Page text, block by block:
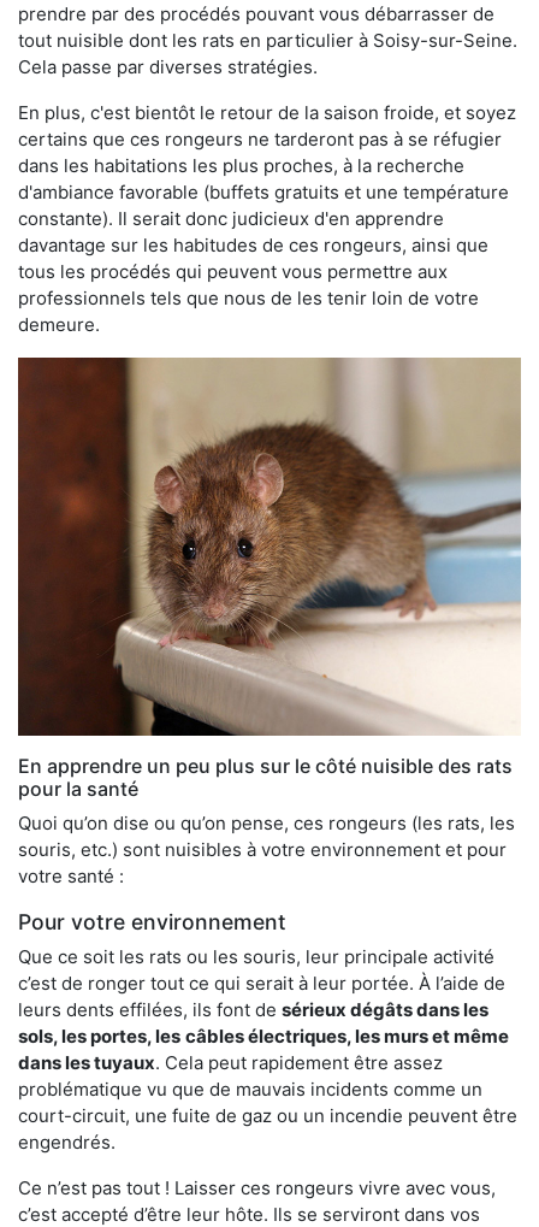
prendre par des procédés pouvant vous débarrasser de
tout nuisible dont les rats en particulier à Soisy-sur-Seine.
Cela passe par diverses stratégies.
En plus, c'est bientôt le retour de la saison froide, et soyez
certains que ces rongeurs ne tarderont pas à se réfugier
dans les habitations les plus proches, à la recherche
d'ambiance favorable (buffets gratuits et une température
constante). Il serait donc judicieux d'en apprendre
davantage sur les habitudes de ces rongeurs, ainsi que
tous les procédés qui peuvent vous permettre aux
professionnels tels que nous de les tenir loin de votre
demeure.
En apprendre un peu plus sur le côté nuisible des rats
pour la santé
Quoi qu’on dise ou qu’on pense, ces rongeurs (les rats, les
souris, etc.) sont nuisibles à votre environnement et pour
votre santé :
Pour votre environnement
Que ce soit les rats ou les souris, leur principale activité
c’est de ronger tout ce qui serait à leur portée. À l’aide de
leurs dents effilées, ils font de sérieux dégâts dans les
sols, les portes, les câbles électriques, les murs et même
dans les tuyaux. Cela peut rapidement être assez
problématique vu que de mauvais incidents comme un
court-circuit, une fuite de gaz ou un incendie peuvent être
engendrés.
Ce n’est pas tout ! Laisser ces rongeurs vivre avec vous,
c’est accepté d’être leur hôte. Ils se serviront dans vos